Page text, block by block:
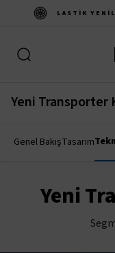
LASTIK
Yeni Transporter
Genel BakışTasarım
Yeni